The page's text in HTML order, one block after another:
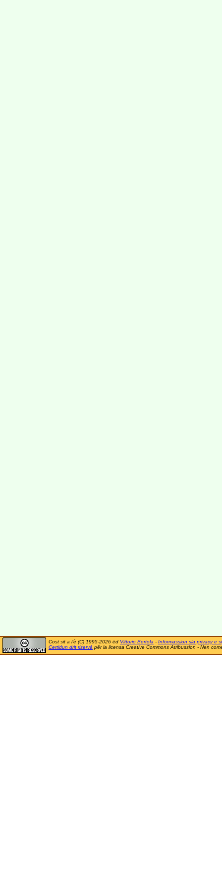
Cost sit a l'è (C) 1995-2026 ëd Vittorio Bertola - Informassion sla privacy e
Certidun drit riservà për la licensa Creative Commons Atribussion - Nen